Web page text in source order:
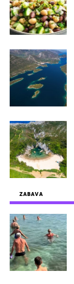
ZABAVA